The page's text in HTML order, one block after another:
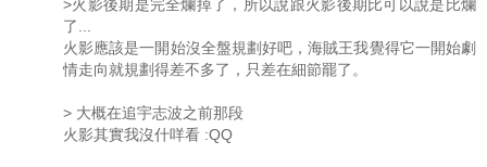
>火影後期是完全爛掉了，所以說跟火影後期比可以說是比爛
了...
火影應該是一開始沒全盤規劃好吧，海賊王我覺得它一開始劇
情走向就規劃得差不多了，只差在細節罷了。
> 大概在追宇志波之前那段
火影其實我沒什咩看 :QQ